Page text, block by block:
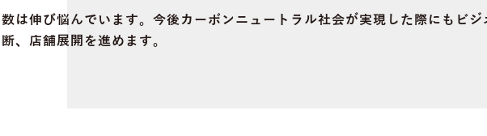
は伸び悩んでいます。今後カーボンニュートラル社会が実現した際にもビジ
、店舗展開を進めます。